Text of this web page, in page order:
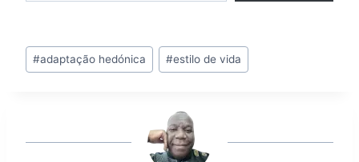
Post
Tags:
#adaptação hedónica #estilo de vida